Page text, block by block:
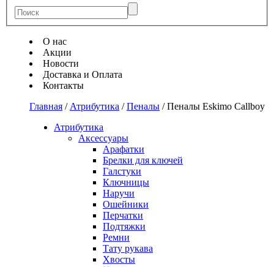
О нас
Акции
Новости
Доставка и Оплата
Контакты
Главная / Атрибутика /Пеналы /Пеналы Eskimo Callboy
Атрибутика
Аксессуары
Арафатки
Брелки для ключей
Галстуки
Ключницы
Наручи
Ошейники
Перчатки
Подтяжки
Ремни
Тату рукава
Хвосты